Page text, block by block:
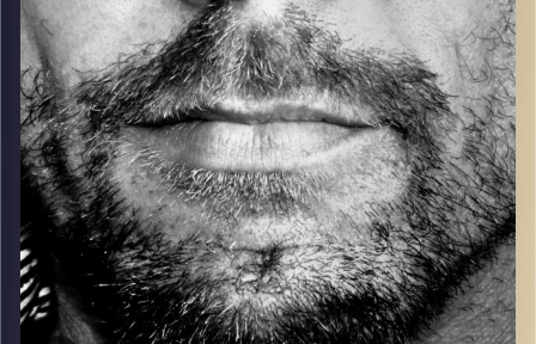
קרדיט תמונות: David Goehring